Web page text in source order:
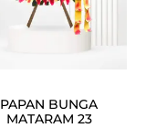
PAPAN BUNGA
MATARAM 23